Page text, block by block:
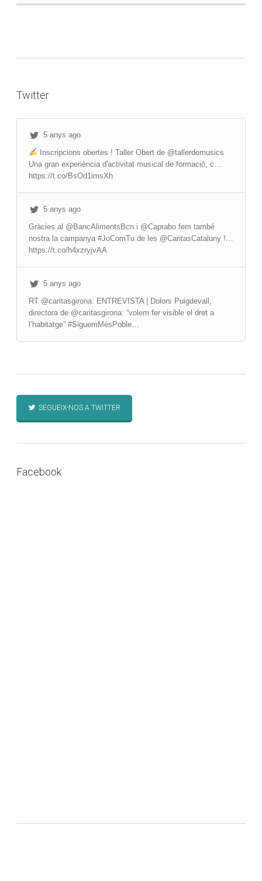
Twitter
5 anys ago
Inscripcions obertes ! Taller Obert de @tallerdemusics
Una gran experiència d'activitat musical de formació, c…
https://t.co/BsOd1imsXh
5 anys ago
Gràcies al @BancAlimentsBcn i @Caprabo fem també
nostra la campanya #JoComTu de les @CaritasCataluny !…
https://t.co/h4xzryjvAA
5 anys ago
RT @caritasgirona: ENTREVISTA | Dolors Puigdevall,
directora de @caritasgirona: “volem fer visible el dret a
l’habitatge” #SiguemMésPoble…
SEGUEIX-NOS A TWITTER
Facebook